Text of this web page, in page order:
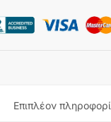
Επιπλέον